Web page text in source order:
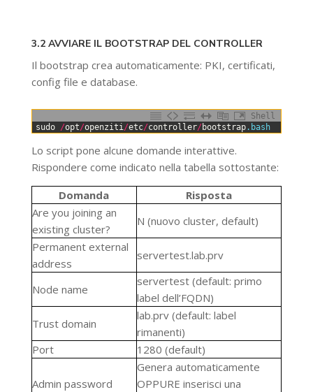
3.2 AVVIARE IL BOOTSTRAP DEL CONTROLLER
Il bootstrap crea automaticamente: PKI, certificati,
config file e database.
Shell
sudo /opt/openziti /etc/controller/ bootstrap.bash
Lo script pone alcune domande interattive.
Rispondere come indicato nella tabella sottostante:
Domanda
Risposta
Are you joining an
existing cluster?
N (nuovo cluster, default)
Permanent external
address
servertest.lab.prv
Node name
servertest(default: primo
label dell’FQDN)
Trust domain
lab.prv(default: label
rimanenti)
Port
1280 (default)
Admin password
Genera automaticamente
OPPURE inserisci una